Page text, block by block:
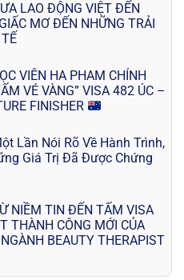
LAO ĐỘNG VIỆT ĐẾN
MƠ ĐẾN NHỮNG TRẢI
VIÊN HA PHAM CHÍNH
VÉ VÀNG” VISA 482 ÚC –
FINISHER
Lần Nói Rõ Về Hành Trình,
Giá Trị Đã Được Chứng
NIỀM TIN ĐẾN TẤM VISA
THÀNH CÔNG MỚI CỦA
BEAUTY THERAPIST